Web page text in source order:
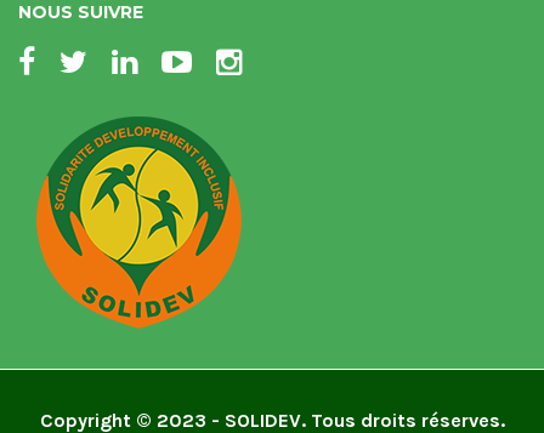
NOUS SUIVRE
Copyright © 2023 - SOLIDEV. Tous droits réserves.